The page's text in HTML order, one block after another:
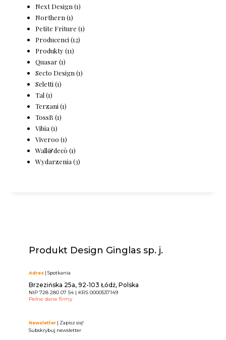
Next Design (1)
Northern (1)
Petite Friture (1)
Producenci (12)
Produkty(11)
Quasar(1)
Secto Design (1)
Seletti (1)
Tal (1)
Terzani (1)
TossB (1)
Vibia (1)
Viveroo (1)
Wall&decò (1)
Wydarzenia (3)
Produkt Design Ginglas sp. j.
Adres| Spotkania
Brzezińska 25a, 92-103 Łódź, Polska
NIP 728 280 07 54 | KRS 0000537149
Pełne dane firmy
Newsletter| Zapisz się!
Subskrybuj newsletter